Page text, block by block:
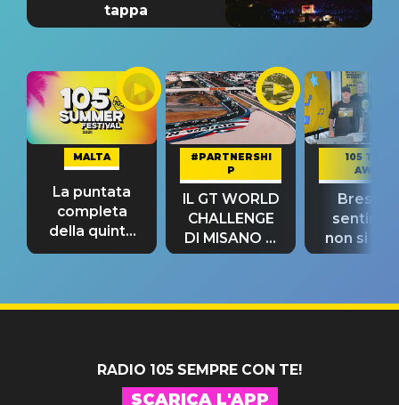
tappa
MALTA
La puntata
completa
della quinta
tappa
#PARTNERSHI
P
IL GT WORLD
CHALLENGE
DI MISANO si
riconferma
105 TAKE
AWAY
Bresh:
non si
fino alla
RADIO 105 SEMPRE CON TE!
SCARICA L'APP